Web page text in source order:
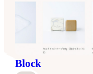
Block